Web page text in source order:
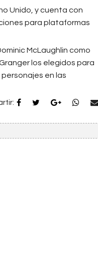
Unido, y cuenta con
para plataformas
McLaughlin como
los elegidos para
en las